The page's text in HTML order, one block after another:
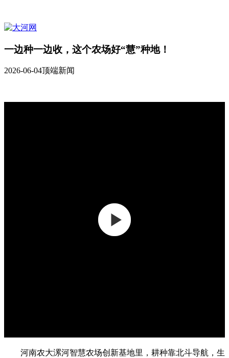
一边种一边收，这个农场好“慧”种地！
2026-06-04顶端新闻
河南农大漯河智慧农场创新基地里，耕种靠北斗导航，生